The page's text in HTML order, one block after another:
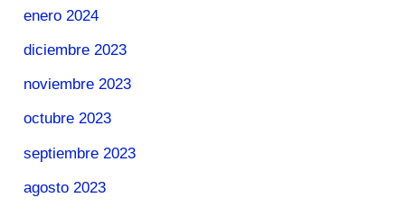
enero 2024
diciembre 2023
noviembre 2023
octubre 2023
septiembre 2023
agosto 2023